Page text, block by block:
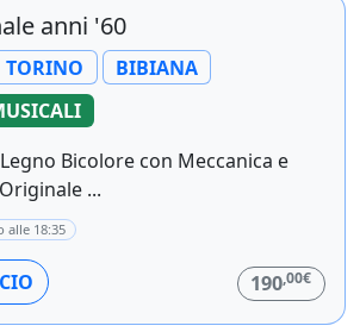
anni '60
TORINO
BIBIANA
Bicolore con Meccanica e
...
alle 18:35
190,00€